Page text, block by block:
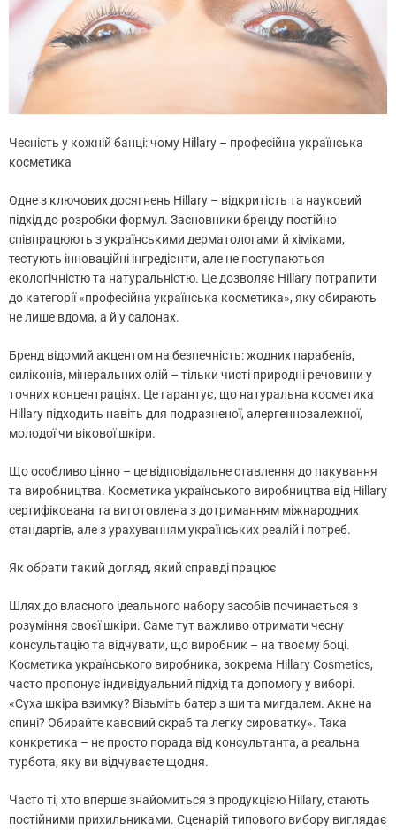
Чесність у кожній банці: чому Hillary – професійна українська
косметика
Одне з ключових досягнень Hillary – відкритість та науковий
підхід до розробки формул. Засновники бренду постійно
співпрацюють з українськими дерматологами й хіміками,
тестують інноваційні інгредієнти, але не поступаються
екологічністю та натуральністю. Це дозволяє Hillary потрапити
до категорії «професійна українська косметика», яку обирають
не лише вдома, а й у салонах.
Бренд відомий акцентом на безпечність: жодних парабенів,
силіконів, мінеральних олій – тільки чисті природні речовини у
точних концентраціях. Це гарантує, що натуральна косметика
Hillary підходить навіть для подразненої, алергеннозалежної,
молодої чи вікової шкіри.
Що особливо цінно – це відповідальне ставлення до пакування
та виробництва. Косметика українського виробництва від Hillary
сертифікована та виготовлена з дотриманням міжнародних
стандартів, але з урахуванням українських реалій і потреб.
Як обрати такий догляд, який справді працює
Шлях до власного ідеального набору засобів починається з
розуміння своєї шкіри. Саме тут важливо отримати чесну
консультацію та відчувати, що виробник – на твоєму боці.
Косметика українського виробника, зокрема Hillary Cosmetics,
часто пропонує індивідуальний підхід та допомогу у виборі.
«Суха шкіра взимку? Візьміть батер з ши та мигдалем. Акне на
спині? Обирайте кавовий скраб та легку сироватку». Така
конкретика – не просто порада від консультанта, а реальна
турбота, яку ви відчуваєте щодня.
Часто ті, хто вперше знайомиться з продукцією Hillary, стають
постійними прихильниками. Сценарій типового вибору виглядає